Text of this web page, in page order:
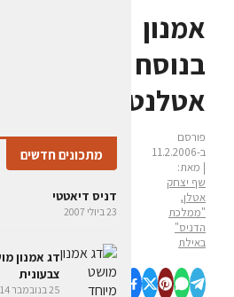
אמנון
בנוסח
אטלנטיק
פורסם
ב-11.2.2006
| מאת:
שף יצחק
אטלן,
"ממלכת
הדניס"
באילת
מתכונים חדשים
דניס דיאטטי
23 ביולי 2007
דג אמנון
צבעונית
25 בנובמבר 2014